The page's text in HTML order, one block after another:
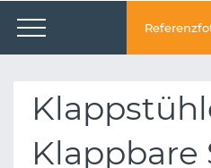
Klappbare